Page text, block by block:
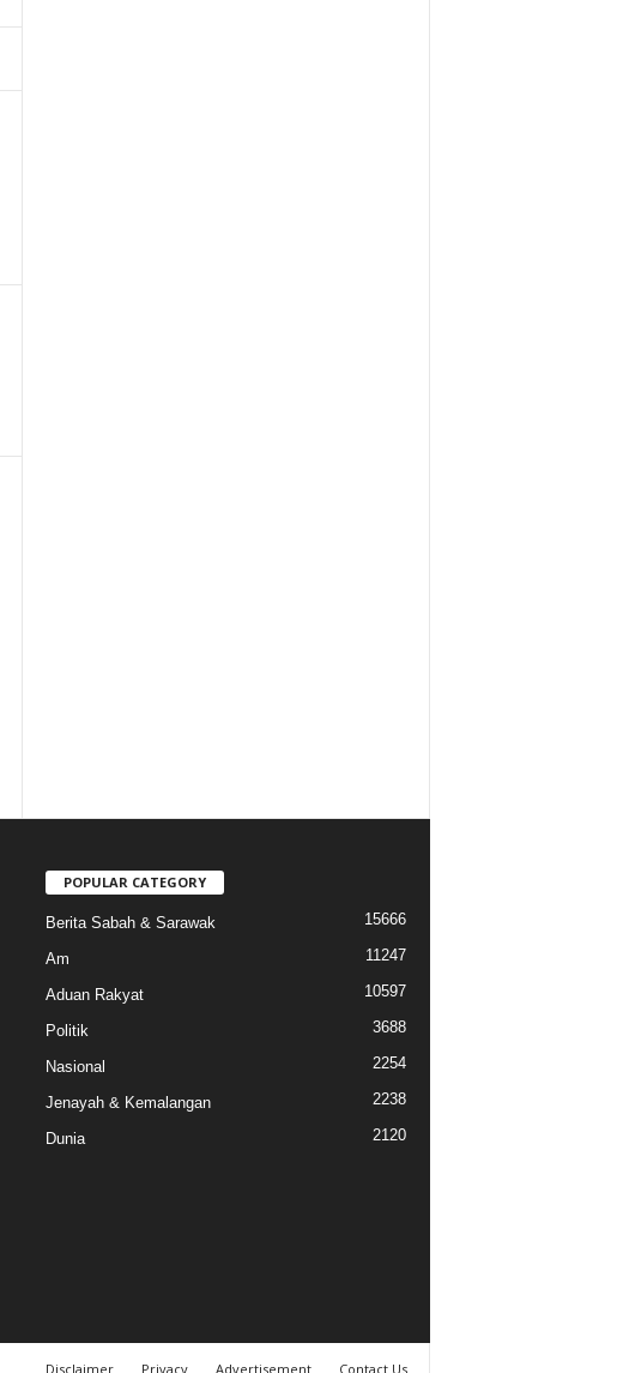
POPULAR CATEGORY
Berita Sabah & Sarawak 15666
Am 11247
Aduan Rakyat 10597
Politik 3688
Nasional 2254
Jenayah & Kemalangan 2238
Dunia 2120
Disclaimer Privacy Advertisement Contact Us